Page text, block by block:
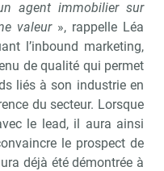
agent immobilier sur
valeur», rappelle Léa
l’inbound marketing,
de qualité qui permet
liés à son industrie en
du secteur. Lorsque
le lead, il aura ainsi
le prospect de
déjà été démontrée à